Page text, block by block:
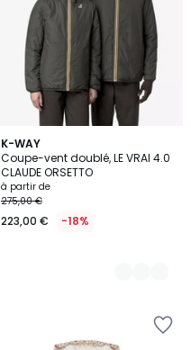
K-WAY
Coupe-vent doublé, LE VRAI 4.0
CLAUDE ORSETTO
à partir de
275,00 €
223,00 € -18%
3
Couleurs